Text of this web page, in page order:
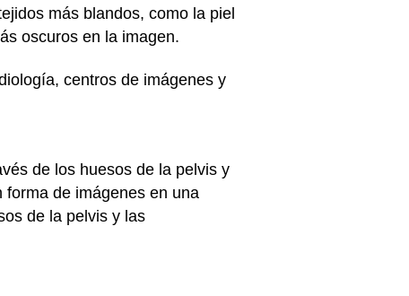
más blandos, como la piel
oscuros en la imagen.
centros de imágenes y
de los huesos de la pelvis y
de imágenes en una
de la pelvis y las